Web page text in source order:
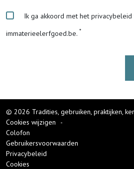
Ik ga akkoord met het privacybeleid
immaterieelerfgoed.be.
© 2026 Tradities, gebruiken, praktijken,
Cookies wijzigen
-
Colofon
Gebruikersvoorwaarden
Privacybeleid
Cookies